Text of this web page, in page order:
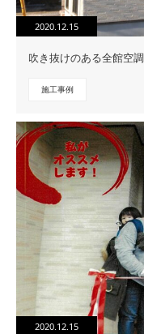
2020.12.15
吹き抜けのある全館空
施工事例
2020.12.15